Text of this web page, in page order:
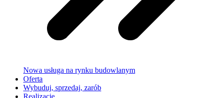
Nowa usługa na rynku budowlanym
Oferta
Wybuduj, sprzedaj, zarób
Realizacje